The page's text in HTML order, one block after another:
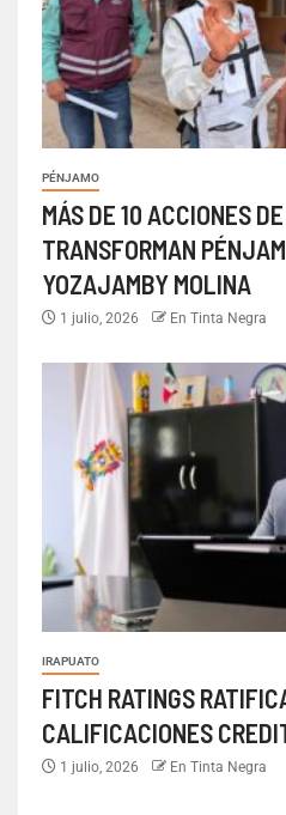
PÉNJAMO
MÁS DE 10 ACCIONES
TRANSFORMAN
YOZAJAMBY MOLINA
1 julio, 2026 En Tinta Negra
IRAPUATO
FITCH RATINGS
CALIFICACIONES
1 julio, 2026 En Tinta Negra